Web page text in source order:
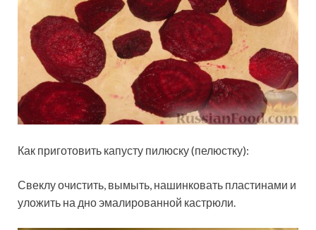
Как приготовить капусту пилюску (пелюстку):
Свеклу очистить, вымыть, нашинковать пластинами и
уложить на дно эмалированной кастрюли.